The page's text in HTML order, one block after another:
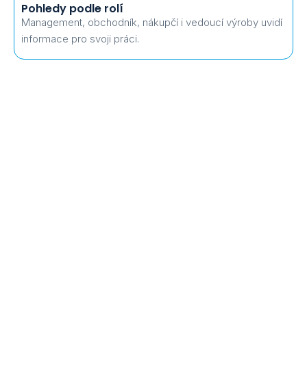
Pohledy podle rolí
Management, obchodník, nákupčí i vedoucí výroby uvidí
informace pro svoji práci.